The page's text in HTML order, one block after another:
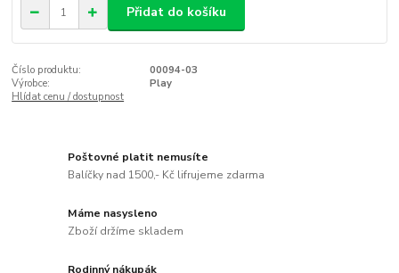
Přidat do košíku
Číslo produktu:
00094-03
Výrobce:
Play
Hlídat cenu / dostupnost
Poštovné platit nemusíte
Balíčky nad 1500,- Kč lifrujeme zdarma
Máme nasysleno
Zboží držíme skladem
Rodinný nákupák